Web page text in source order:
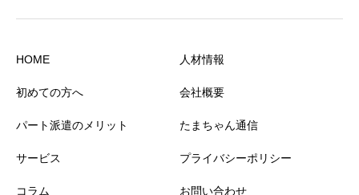
HOME
初めての方へ
パート派遣のメリット
サービス
コラム
人材情報
会社概要
たまちゃん通信
プライバシーポリシー
お問い合わせ